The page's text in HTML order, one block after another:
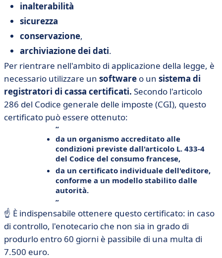
inalterabilità
sicurezza
conservazione,
archiviazione dei dati.
Per rientrare nell'ambito di applicazione della legge, è
necessario utilizzare un software o un sistema di
registratori di cassa certificati. Secondo l'articolo
286 del Codice generale delle imposte (CGI), questo
certificato può essere ottenuto:
da un organismo accreditato alle
condizioni previste dall'articolo L. 433-4
del Codice del consumo francese,
da un certificato individuale dell'editore,
conforme a un modello stabilito dalle
autorità.
☝️ È indispensabile ottenere questo certificato: in caso
di controllo, l'enotecario che non sia in grado di
produrlo entro 60 giorni è passibile di una multa di
7.500 euro.